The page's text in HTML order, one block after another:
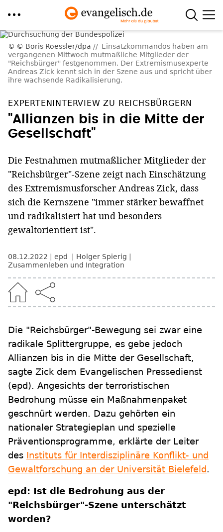
Direkt
zum
Inhalt
© Boris Roessler/dpa
Einsatzkommandos haben am
vergangenen Mittwoch mutmaßliche Mitglieder der
"Reichsbürger" festgenommen. Der Extremismusexperte
Andreas Zick kennt sich in der Szene aus und spricht über
ihre wachsende Radikalisierung.
EXPERTENINTERVIEW ZU REICHSBÜRGERN
"Allianzen bis in die Mitte der
Gesellschaft"
Die Festnahmen mutmaßlicher Mitglieder der
"Reichsbürger"-Szene zeigt nach Einschätzung
des Extremismusforscher Andreas Zick, dass
sich die Kernszene "immer stärker bewaffnet
und radikalisiert hat und besonders
gewaltorientiert ist".
08.12.2022 epd
Holger Spierig
Zusammenleben und Integration
Die "Reichsbürger"-Bewegung sei zwar eine
radikale Splittergruppe, es gebe jedoch
Allianzen bis in die Mitte der Gesellschaft,
sagte Zick dem Evangelischen Pressedienst
(epd). Angesichts der terroristischen
Bedrohung müsse ein Maßnahmenpaket
geschnürt werden. Dazu gehörten ein
nationaler Strategieplan und spezielle
Präventionsprogramme, erklärte der Leiter
des Instituts für Interdisziplinäre Konflikt- und
Gewaltforschung an der Universität Bielefeld.
epd: Ist die Bedrohung aus der
"Reichsbürger"-Szene unterschätzt
worden?